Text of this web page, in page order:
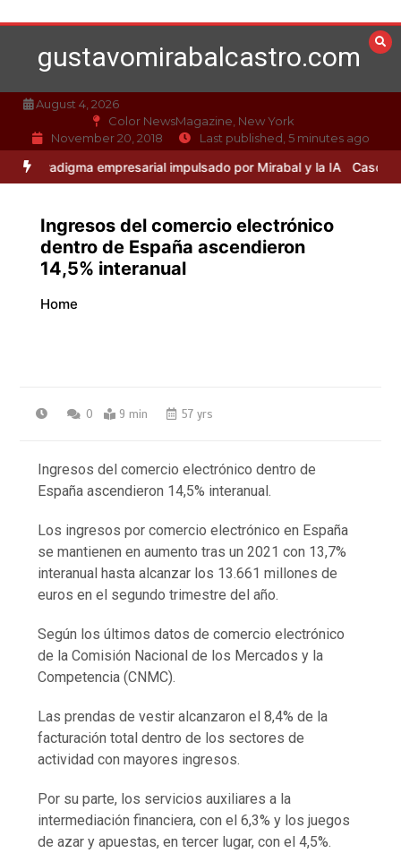
to
contentgustavomirabalcastro.com
August 4, 2026
Color NewsMagazine, New York
November 20, 2018
Last published, 5 minutes ago
empresarial impulsado por Mirabal y la IA Caso Mirabal: La
Ingresos del comercio electrónico
dentro de España ascendieron
14,5% interanual
Home
0 9 min 57 yrs
Ingresos del comercio electrónico dentro de
España ascendieron 14,5% interanual.
Los ingresos por comercio electrónico en España
se mantienen en aumento tras un 2021 con 13,7%
interanual hasta alcanzar los 13.661 millones de
euros en el segundo trimestre del año.
Según los últimos datos de comercio electrónico
de la Comisión Nacional de los Mercados y la
Competencia (CNMC).
Las prendas de vestir alcanzaron el 8,4% de la
facturación total dentro de los sectores de
actividad con mayores ingresos.
Por su parte, los servicios auxiliares a la
intermediación financiera, con el 6,3% y los juegos
de azar y apuestas, en tercer lugar, con el 4,5%.